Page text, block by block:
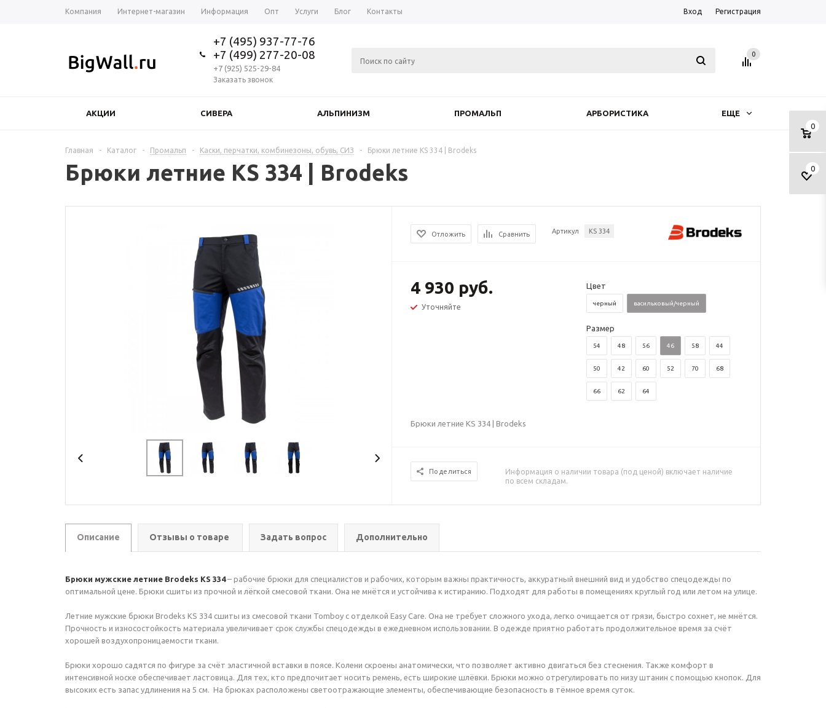
Компания Интернет-магазин Информация Опт Услуги Блог Контакты Вход Регистрация
+7 (495) 937-77-76
+7 (499) 277-20-08
+7 (925) 525-29-84
Заказать звонок
0
0
0
АКЦИИ СИВЕРА АЛЬПИНИЗМ ПРОМАЛЬП АРБОРИСТИКА ЕЩЕ
Главная - Каталог - Промальп - Каски, перчатки, комбинезоны, обувь, СИЗ - Брюки летние KS 334 | Brodeks
Брюки летние KS 334 | Brodeks
Отложить Сравнить Артикул KS 334
4 930 руб.
Уточняйте
Цвет
черный васильковый/черный
Размер
54 48 56 46 58 44
50 42 60 52 70 68
66 62 64
Брюки летние KS 334 | Brodeks
Поделиться
Информация о наличии товара (под ценой) включает наличие
по всем складам.
Описание Отзывы о товаре Задать вопрос Дополнительно
Брюки мужские летние Brodeks KS 334– рабочие брюки для специалистов и рабочих, которым важны практичность, аккуратный внешний вид и удобство спецодежды по
оптимальной цене. Брюки сшиты из прочной и лёгкой смесовой ткани. Она не мнётся и устойчива к истиранию. Подходят для работы в помещениях круглый год или летом на улице.
Летние мужские брюки Brodeks KS 334 сшиты из смесовой ткани Tomboy с отделкой Easy Care. Она не требует сложного ухода, легко очищается от грязи, быстро сохнет, не мнётся.
Прочность и износостойкость материала увеличивает срок службы спецодежды в ежедневном использовании. В одежде приятно работать продолжительное время за счёт
хорошей воздухопроницаемости ткани.
Брюки хорошо садятся по фигуре за счёт эластичной вставки в поясе. Колени скроены анатомически, что позволяет активно двигаться без стеснения. Также комфорт в
интенсивной носке обеспечивает ластовица. Для тех, кто предпочитает носить ремень, есть широкие шлёвки. Брюки можно отрегулировать по низу штанин с помощью кнопок. Для
высоких есть запас удлинения на 5 см. На брюках расположены светоотражающие элементы, обеспечивающие безопасность в тёмное время суток.